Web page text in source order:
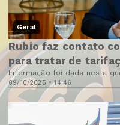
Geral
09/10/2025 • 14:46
Rubio faz contato
para tratar de
Informação foi dada nesta